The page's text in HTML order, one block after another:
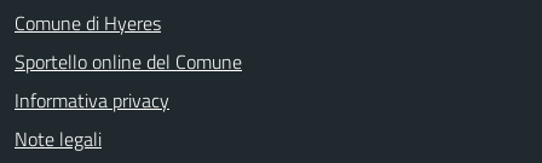
Comune di Hyeres
Sportello online del Comune
Informativa privacy
Note legali